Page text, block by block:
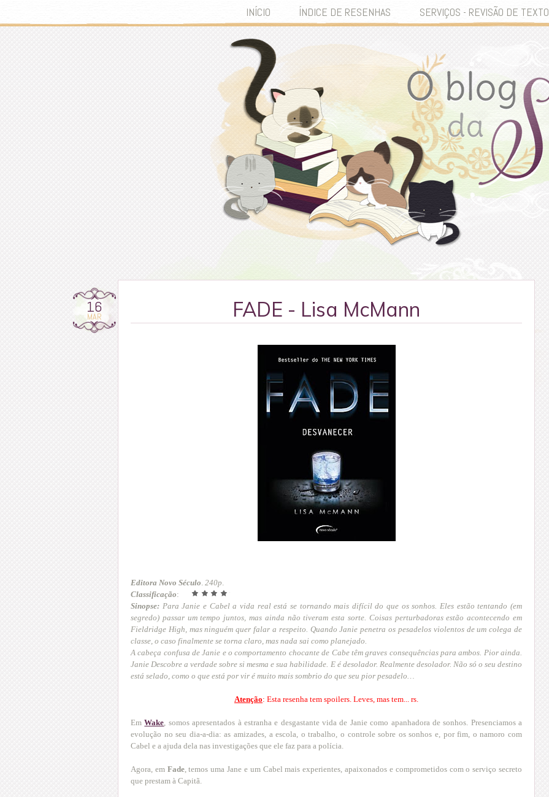
INÍCIO ÍNDICE DE RESENHAS SERVIÇOS - REVISÃO DE TEXTO
16
MAR FADE - Lisa McMann
Editora Novo Século 240p
Classificação:
Sinopse: Para Janie e Cabel a vida real está se tornando mais difícil do que os sonhos. Eles estão tentando (em
segredo) passar um tempo juntos, mas ainda não tiveram esta sorte. Coisas perturbadoras estão acontecendo em
Fieldridge High, mas ninguém quer falar a respeito. Quando Janie penetra os pesadelos violentos de um colega de
classe, o caso finalmente se torna claro, mas nada sai como planejado.
A cabeça confusa de Janie e o comportamento chocante de Cabe têm graves consequências para ambos. Pior ainda.
Janie Descobre a verdade sobre si mesma e sua habilidade. E é desolador. Realmente desolador. Não só o seu destino
está selado, como o que está por vir é muito mais sombrio do que seu pior pesadelo…
Atenção: Esta resenha tem spoilers. Leves, mas tem... rs.
EmWake , somos apresentados à estranha e desgastante vida de Janie como apanhadora de sonhos. Presenciamos a
evolução no seu dia-a-dia: as amizades, a escola, o trabalho, o controle sobre os sonhos e, por fim, o namoro com
Cabel e a ajuda dela nas investigações que ele faz para a polícia.
Agora, em Fade, temos uma Jane e um Cabel mais experientes, apaixonados e comprometidos com o serviço secreto
que prestam à Capitã.